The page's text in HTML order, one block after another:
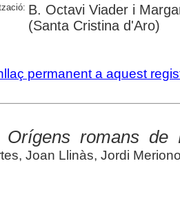
B. Octavi Viader i
(Santa Cristina d'Aro)
permanent a aquest
Orígens romans de
Joan Llinàs, Jordi